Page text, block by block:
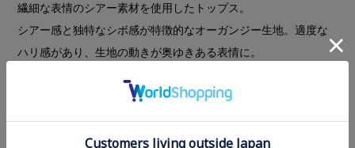
繊細な表情のシアー素材を使用したトップス。
シアー感と独特なシボ感が特徴的なオーガンジー生地。適度な
ハリ感があり、生地の動きが奥ゆきある表情に。
なりすぎない使い勝手の良いトップスに仕上げました。
インナーにはブラトップやキャミソールなどを合わせても着て
いただけます。